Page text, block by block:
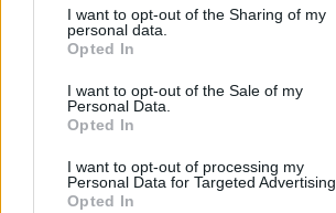
I want to opt-out of the Sharing of my
personal data.
Opted In
I want to opt-out of the Sale of my
Personal Data.
Opted In
I want to opt-out of processing my
Personal Data for Targeted Advertising.
Opted In
stagionale